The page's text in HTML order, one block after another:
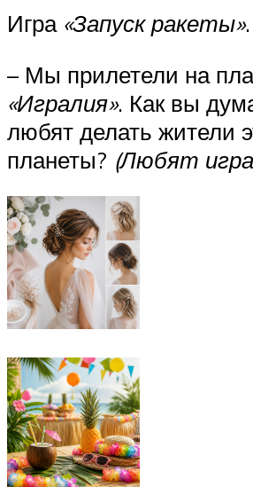
Игра «Запуск ракеты».
– Мы прилетели на
«Игралия». Как вы
любят делать жители
планеты? (Любят